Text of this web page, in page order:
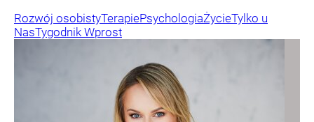
Rozwój osobistyTerapiePsychologiaŻycieTylko u
NasTygodnik Wprost